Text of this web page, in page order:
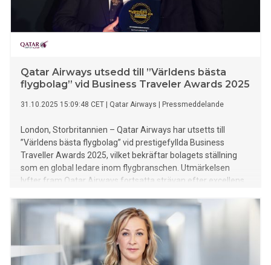
Qatar Airways utsedd till ”Världens bästa
flygbolag” vid Business Traveler Awards 2025
31.10.2025 15:09:48 CET Qatar Airways Pressmeddelande
London, Storbritannien – Qatar Airways har utsetts till
”Världens bästa flygbolag” vid prestigefyllda Business
Traveller Awards 2025, vilket bekräftar bolagets ställning
som en global ledare inom flygbranschen. Utmärkelsen
lyfter fram Qatar Airways fortsatta strävan efter excellens,
utmärkelser, inklusive ”Världens bästa business class”,
”Världens bästa ekonomi­klass” och ”Världens bästa
flygbolagslounge” Qatar Airways fick också utmärkelserna
”Världens bästa lojalitetsprogram” och ”Bästa flygbolag
mellan Europa och Mellanöstern”.